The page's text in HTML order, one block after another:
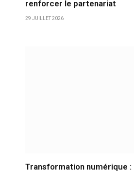
renforcer le partenariat
29 JUILLET 2026
Transformation numérique :